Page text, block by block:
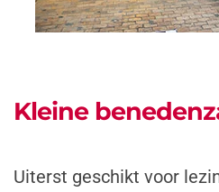
Kleine
Uiterst geschikt voor